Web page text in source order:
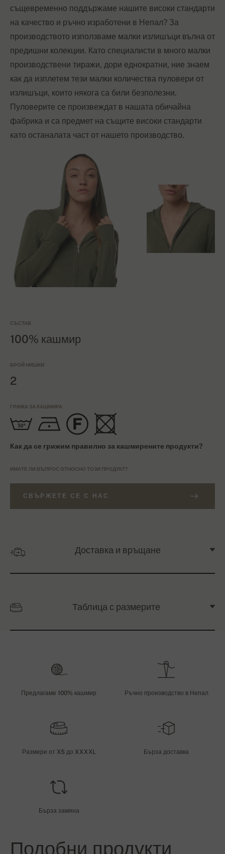
същевременно поддържаме нашите високи стандарти
на качество и ръчно изработени в Непал? За
производството използваме малки излишъци вълна от
предишни колекции. Като специалисти в много малки
производствени тиражи, дори еднократни, ние знаем
как да изплетем тези малки количества пуловери от
излишъци, които някога са били безполезни.
Пуловерите се произвеждат в нашата обичайна
фабрика и са предмет на същите високи стандарти
като останалата част от нашето производство.
СЪСТАВ
100% кашмир
БРОЙ НИШКИ
2
ГРИЖА ЗА КАШМИРА
Как да се грижим правилно за кашмирените продукти?
ИМАТЕ ЛИ ВЪПРОС ОТНОСНО ТОЗИ ПРОДУКТ?
СВЪРЖЕТЕ СЕ С НАС
Доставка и връщане
Таблица с размерите
Предлагаме 100% кашмир Ръчно производство в Непал
Размери от XS до XXXXL Бърза доставка
Бърза замяна
Подобни продукти